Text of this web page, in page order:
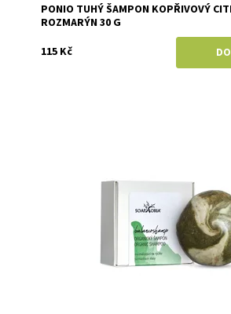
PONIO TUHÝ ŠAMPON KOPŘIVOVÝ
ROZMARÝN 30 G
115 Kč